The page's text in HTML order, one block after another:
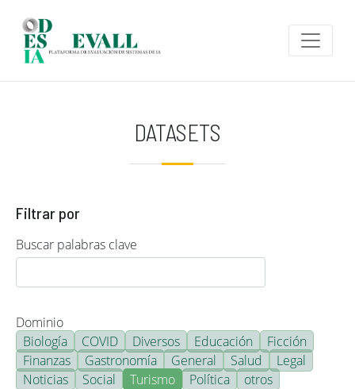
DATASETS
Filtrar por
Buscar palabras clave
Dominio
Biología
COVID Diversos Educación
Ficción
Finanzas
Gastronomía General Salud
Legal
Noticias
Social Turismo Política otros